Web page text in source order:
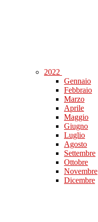
2022
Gennaio
Febbraio
Marzo
Aprile
Maggio
Giugno
Luglio
Agosto
Settembre
Ottobre
Novembre
Dicembre